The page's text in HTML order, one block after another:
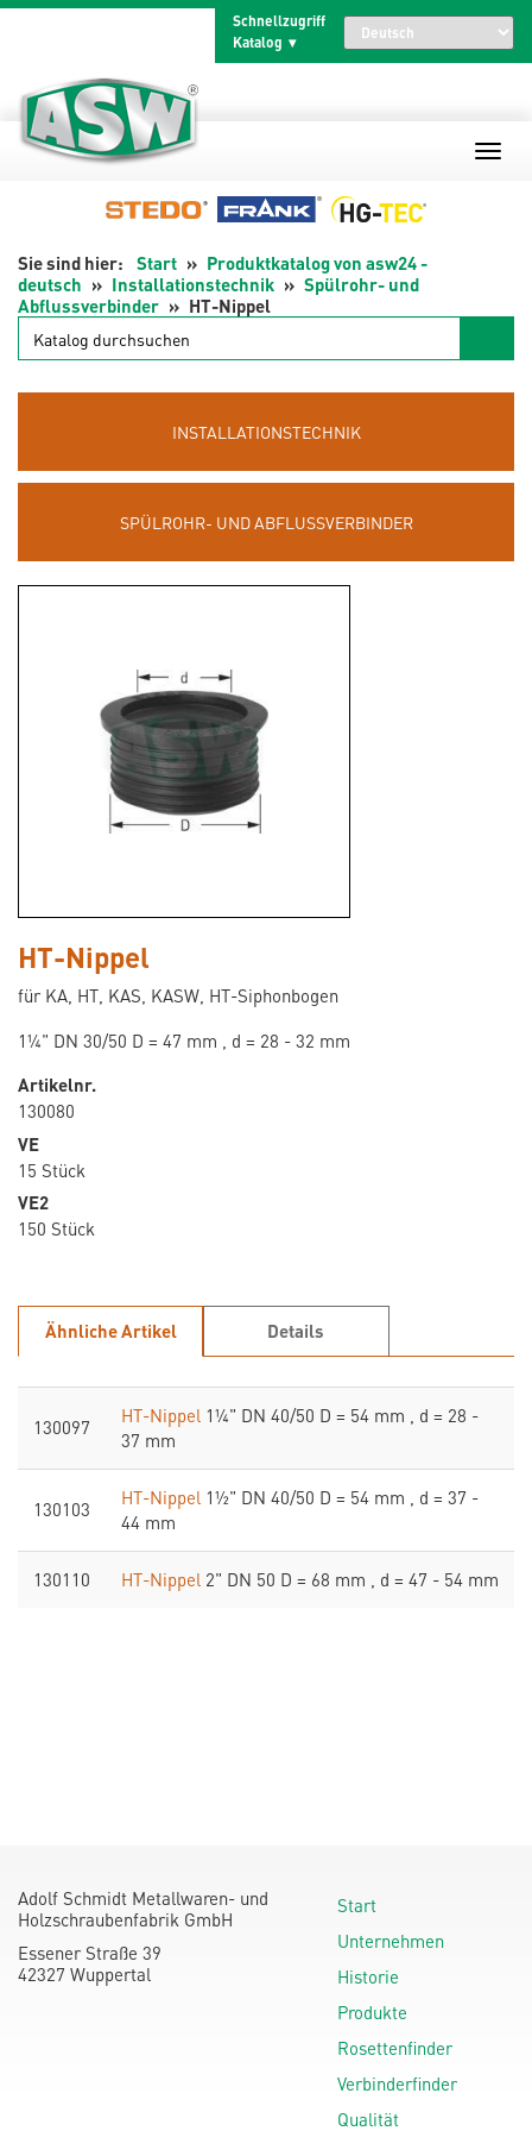
Schnellzugriff
Katalog
Start
Produktkatalog von asw24 -
deutsch
Installationstechnik
Spülrohr- und
Abflussverbinder
HT-Nippel
Katalog
durchsuchen
INSTALLATIONSTECHNIK
SPÜLROHR- UND ABFLUSSVERBINDER
HT-Nippel
für KA, HT, KAS, KASW, HT-Siphonbogen
1¼" DN 30/50 D = 47 mm , d = 28 - 32 mm
Artikelnr.
130080
VE
15 Stück
VE2
150 Stück
Ähnliche Artikel Details
130097 HT-Nippel 1¼" DN 40/50 D = 54 mm , d = 28 -
37 mm
130103 HT-Nippel 1½" DN 40/50 D = 54 mm , d = 37 -
44 mm
130110 HT-Nippel 2" DN 50 D = 68 mm , d = 47 - 54 mm
Adolf Schmidt Metallwaren- und
Holzschraubenfabrik GmbH
Essener Straße 39
42327 Wuppertal
Start
Unternehmen
Historie
Produkte
Rosettenfinder
Verbinderfinder
Qualität